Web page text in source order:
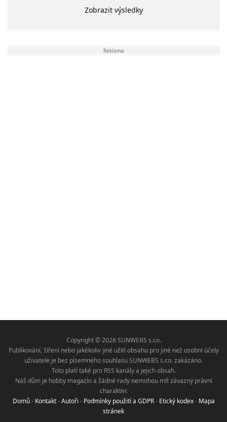
Zobrazit výsledky
Reklama
Copyright © 2026 SUNWEBS s.r.o.
Publikování, šíření nebo jakékoliv jiné užití obsahu pro jiné než osobní účely
uživatele je bez písemného souhlasu SUNWEBS s.r.o. zakázáno.
Toto platí také pro RSS kanály a jejich obsah.
Náš dům je hobby magazín a žádné rady nemohou mít závazný právní
charakter.
Domů- Kontakt-Autoři - Podmínky použití a GDPR- Etický kodex- Mapa
stránek